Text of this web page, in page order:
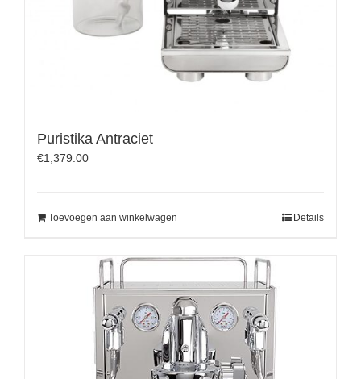
Puristika Antraciet
€1,379.00
Toevoegen aan winkelwagen Details